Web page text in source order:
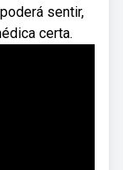
sentir,
certa.